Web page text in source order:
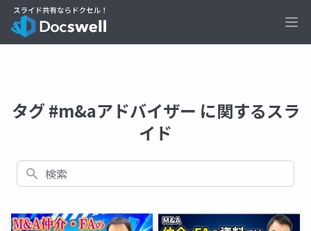
タグ #m&aアドバイザー に関するスラ
イド
検索